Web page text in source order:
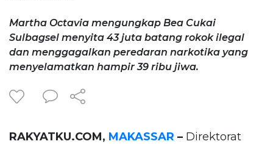
Martha Octavia mengungkap Bea Cukai
Sulbagsel menyita 43 juta batang rokok ilegal
dan menggagalkan peredaran narkotika yang
menyelamatkan hampir 39 ribu jiwa.
RAKYATKU.COM, MAKASSAR – Direktorat